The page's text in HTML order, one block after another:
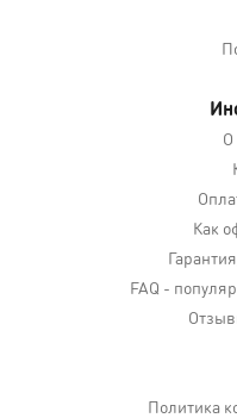
О
Как
FAQ -
Политика